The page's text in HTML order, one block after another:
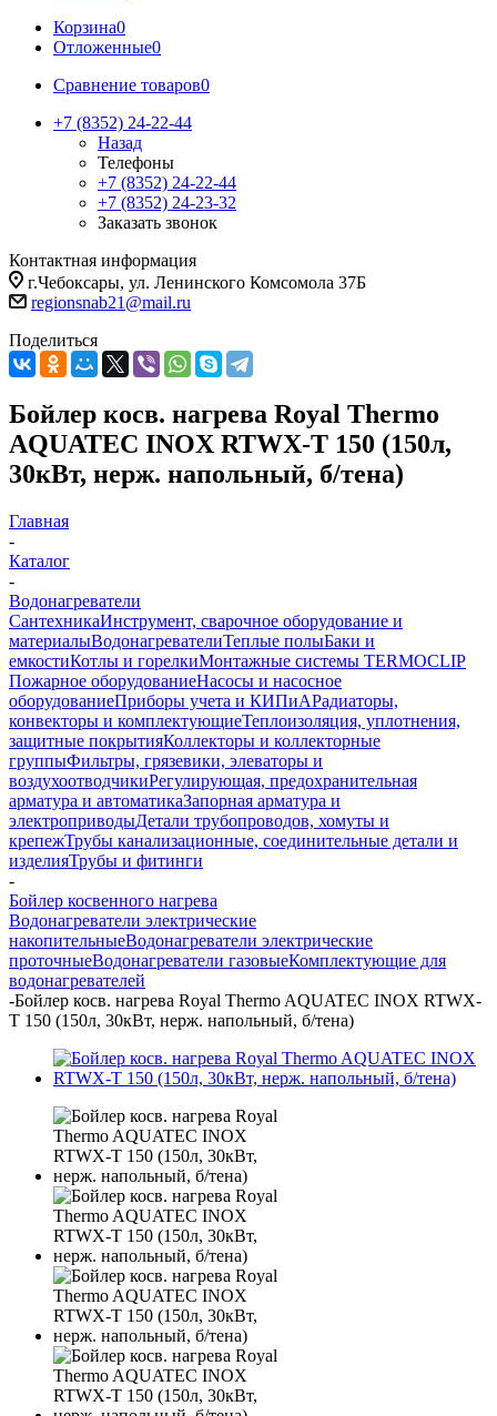
Корзина0
Отложенные0
Сравнение товаров0
+7 (8352) 24-22-44
Назад
Телефоны
+7 (8352) 24-22-44
+7 (8352) 24-23-32
Заказать звонок
Контактная информация
г.Чебоксары, ул. Ленинского Комсомола 37Б
regionsnab21@mail.ru
Поделиться
Бойлер косв. нагрева Royal Thermo
AQUATEC INOX RTWX-T 150 (150л,
30кВт, нерж. напольный, б/тена)
Главная
-
Каталог
-
Водонагреватели
СантехникаИнструмент, сварочное оборудование и
материалыВодонагревателиТеплые полыБаки и
емкостиКотлы и горелкиМонтажные системы TERMOCLIP
Пожарное оборудованиеНасосы и насосное
оборудованиеПриборы учета и КИПиАРадиаторы,
конвекторы и комплектующиеТеплоизоляция, уплотнения,
защитные покрытияКоллекторы и коллекторные
группыФильтры, грязевики, элеваторы и
воздухоотводчикиРегулирующая, предохранительная
арматура и автоматикаЗапорная арматура и
электроприводыДетали трубопроводов, хомуты и
крепежТрубы канализационные, соединительные детали и
изделияТрубы и фитинги
-
Бойлер косвенного нагрева
Водонагреватели электрические
накопительныеВодонагреватели электрические
проточныеВодонагреватели газовыеКомплектующие для
водонагревателей
-Бойлер косв. нагрева Royal Thermo AQUATEC INOX RTWX-
T 150 (150л, 30кВт, нерж. напольный, б/тена)